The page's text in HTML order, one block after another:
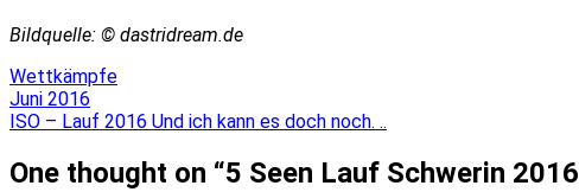
Bildquelle: © dastridream.de
Wettkämpfe
Beitragsnavigation
Juni 2016
ISO – Lauf 2016 Und ich kann es doch noch. ..
One thought on “5 Seen Lauf Schwerin 2016